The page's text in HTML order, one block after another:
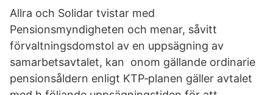
Allra och Solidar tvistar med
Pensionsmyndigheten och menar, såvitt
förvaltningsdomstol av en uppsägning av
samarbetsavtalet, kan onom gällande ordinarie
pensionsåldern enligt KTP‐planen gäller avtalet